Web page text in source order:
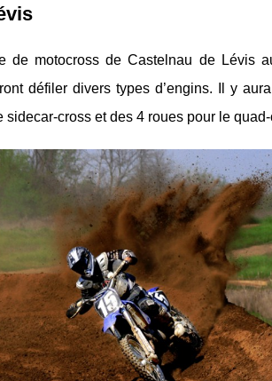
de motocross de Castelnau de Lévis
défiler divers types d’engins. Il y
cross et des 4 roues pour le